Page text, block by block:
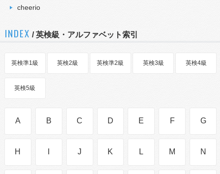
cheerio
INDEX / 英検級・アルファベット索引
英検準1級 英検2級 英検準2級 英検3級 英検4級
英検5級
A B C D E F G
H J K L M N